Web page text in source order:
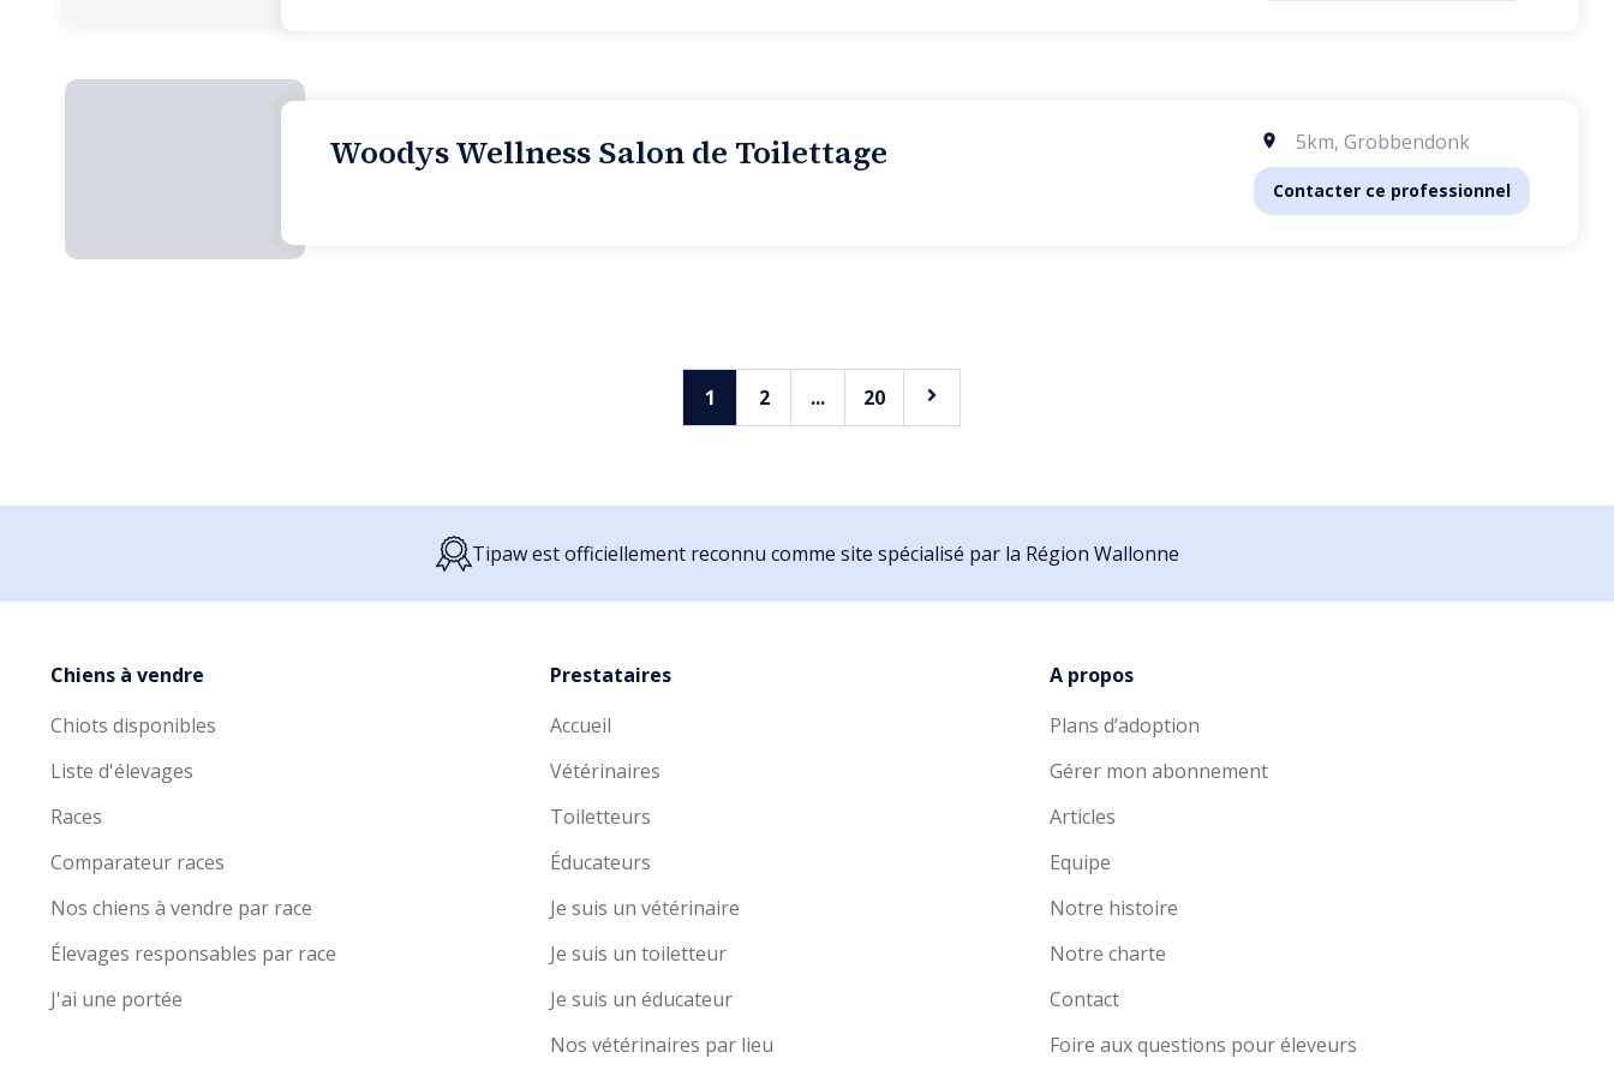
Woodys Wellness Salon de Toilettage 5km, Grobbendonk
Contacter ce professionnel
1 2 ... 20
Tipaw est officiellement reconnu comme site spécialisé par la Région Wallonne
Chiens à vendre
Chiots disponibles
Liste d'élevages
Races
Comparateur races
Nos chiens à vendre par race
Élevages responsables par race
J'ai une portée
Prestataires
Accueil
Vétérinaires
Toiletteurs
Éducateurs
Je suis un vétérinaire
Je suis un toiletteur
Je suis un éducateur
Nos vétérinaires par lieu
A propos
Plans d’adoption
Gérer mon abonnement
Articles
Equipe
Notre histoire
Notre charte
Contact
Foire aux questions pour éleveurs